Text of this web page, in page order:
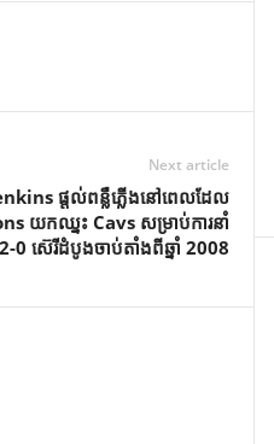
Next article
ផ្តល់ពន្លឺភ្លើងនៅពេលដែល
យកឈ្នះ Cavs សម្រាប់ការនាំ
0 ស៊េរីដំបូងចាប់តាំងពីឆ្នាំ 2008